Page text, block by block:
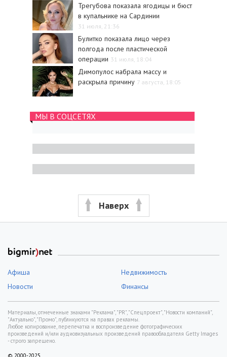
Трегубова показала ягодицы и бюст
в купальнике на Сардинии
31 июля, 21:36
Булитко показала лицо через
полгода после пластической
операции 31 июля, 18:04
Димопулос набрала массу и
раскрыла причину 7 августа, 18:05
МЫ В СОЦСЕТЯХ
Наверх
Афиша
Недвижимость
Новости
Финансы
Материалы, отмеченные знаками "Реклама", "PR", "Спецпроект", "Новости компаний",
"Актуально", "Промо", публикуются на правах рекламы.
Любое копирование, перепечатка и воспроизведение фотографических
произведений и/или аудиовизуальных произведений правообладателя Getty Images
- строго запрещено.
© 2000-2025,